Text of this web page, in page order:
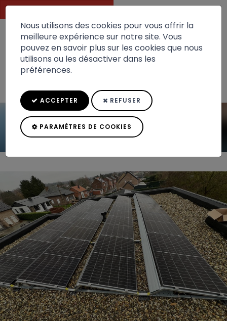
Toggle
Accueil Nos projets
Installation de 20 panneaux
photovoltaïques Tri...
Nous utilisons des cookies pour vous offrir la
meilleure expérience sur notre site. Vous
pouvez en savoir plus sur les cookies que nous
utilisons ou les désactiver dans les
préférences.
ACCEPTER REFUSER
PARAMÈTRES DE COOKIES